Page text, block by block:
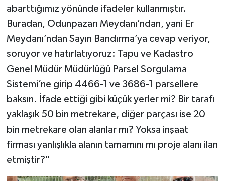
abarttığımız yönünde ifadeler kullanmıştır.
Buradan, Odunpazarı Meydanı’ndan, yani Er
Meydanı’ndan Sayın Bandırma’ya cevap veriyor,
soruyor ve hatırlatıyoruz: Tapu ve Kadastro
Genel Müdür Müdürlüğü Parsel Sorgulama
Sistemi’ne girip 4466-1 ve 3686-1 parsellere
baksın. İfade ettiği gibi küçük yerler mi? Bir tarafı
yaklaşık 50 bin metrekare, diğer parçası ise 20
bin metrekare olan alanlar mı? Yoksa inşaat
firması yanlışlıkla alanın tamamını mı proje alanı ilan
etmiştir?"